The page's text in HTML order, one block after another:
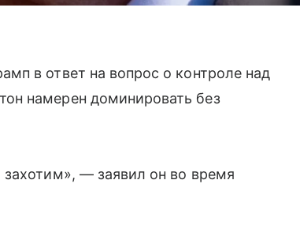
в ответ на вопрос о контроле над
намерен доминировать без
— заявил он во время